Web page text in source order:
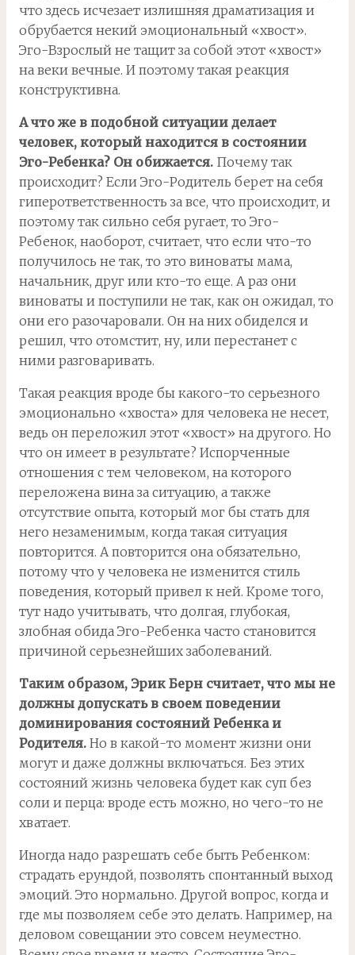
что здесь исчезает излишняя драматизация и
обрубается некий эмоциональный «хвост».
Эго-Взрослый не тащит за собой этот «хвост»
на веки вечные. И поэтому такая реакция
конструктивна.
А что же в подобной ситуации делает
человек, который находится в состоянии
Эго-Ребенка? Он обижается. Почему так
происходит? Если Эго-Родитель берет на себя
гиперответственность за все, что происходит, и
поэтому так сильно себя ругает, то Эго-
Ребенок, наоборот, считает, что если что-то
получилось не так, то это виноваты мама,
начальник, друг или кто-то еще. А раз они
виноваты и поступили не так, как он ожидал, то
они его разочаровали. Он на них обиделся и
решил, что отомстит, ну, или перестанет с
ними разговаривать.
Такая реакция вроде бы какого-то серьезного
эмоционально «хвоста» для человека не несет,
ведь он переложил этот «хвост» на другого. Но
что он имеет в результате? Испорченные
отношения с тем человеком, на которого
переложена вина за ситуацию, а также
отсутствие опыта, который мог бы стать для
него незаменимым, когда такая ситуация
повторится. А повторится она обязательно,
потому что у человека не изменится стиль
поведения, который привел к ней. Кроме того,
тут надо учитывать, что долгая, глубокая,
злобная обида Эго-Ребенка часто становится
причиной серьезнейших заболеваний.
Таким образом, Эрик Берн считает, что мы не
должны допускать в своем поведении
доминирования состояний Ребенка и
Родителя. Но в какой-то момент жизни они
могут и даже должны включаться. Без этих
состояний жизнь человека будет как суп без
соли и перца: вроде есть можно, но чего-то не
хватает.
Иногда надо разрешать себе быть Ребенком:
страдать ерундой, позволять спонтанный выход
эмоций. Это нормально. Другой вопрос, когда и
где мы позволяем себе это делать. Например, на
деловом совещании это совсем неуместно.